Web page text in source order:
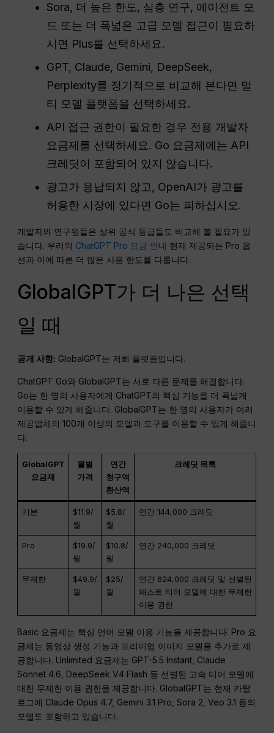
Sora, 더 높은 한도, 심층 연구, 에이전트 모
드 또는 더 폭넓은 고급 모델 접근이 필요하
시면 Plus를 선택하세요.
GPT, Claude, Gemini, DeepSeek,
Perplexity를 정기적으로 비교해 본다면 멀
티 모델 플랫폼을 선택하세요.
API 접근 권한이 필요한 경우 전용 개발자
요금제를 선택하세요. Go 요금제에는 API
크레딧이 포함되어 있지 않습니다.
광고가 용납되지 않고, OpenAI가 광고를
허용한 시장에 있다면 Go는 피하십시오.
개발자와 연구원들은 상위 공식 등급들도 비교해 볼 필요가 있
습니다. 우리의 ChatGPT Pro 요금 안내 현재 제공되는 Pro 옵
션과 이에 따른 더 많은 사용 한도를 다룹니다.
GlobalGPT가 더 나은 선택
일 때
공개 사항: GlobalGPT는 저희 플랫폼입니다.
ChatGPT Go와 GlobalGPT는 서로 다른 문제를 해결합니다.
Go는 한 명의 사용자에게 ChatGPT의 핵심 기능을 더 폭넓게
이용할 수 있게 해줍니다. GlobalGPT는 한 명의 사용자가 여러
제공업체의 100개 이상의 모델과 도구를 이용할 수 있게 해줍니
다.
GlobalGPT
요금제
월별
가격
연간
청구액
환산액
크레딧 목록
기본
$11.9/
월
$5.8/
월
연간 144,000 크레딧
Pro
$19.9/
월
$10.8/
월
연간 240,000 크레딧
무제한
$49.9/
월
$25/
월
연간 624,000 크레딧 및 선별된
패스트 티어 모델에 대한 무제한
이용 권한
Basic 요금제는 핵심 언어 모델 이용 기능을 제공합니다. Pro 요
금제는 동영상 생성 기능과 프리미엄 이미지 모델을 추가로 제
공합니다. Unlimited 요금제는 GPT-5.5 Instant, Claude
Sonnet 4.6, DeepSeek V4 Flash 등 선별된 고속 티어 모델에
대한 무제한 이용 권한을 제공합니다. GlobalGPT는 현재 카탈
로그에 Claude Opus 4.7, Gemini 3.1 Pro, Sora 2, Veo 3.1 등의
모델도 포함하고 있습니다.